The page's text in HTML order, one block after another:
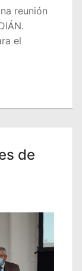
reunión
el
de